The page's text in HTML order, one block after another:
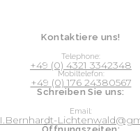
Kontaktiere uns!
Telephone:
+49 (0) 4321 3342348
Mobiltelefon:
+49 (0) 176 24380567
Schreiben Sie uns:
Email:
I.Bernhardt-